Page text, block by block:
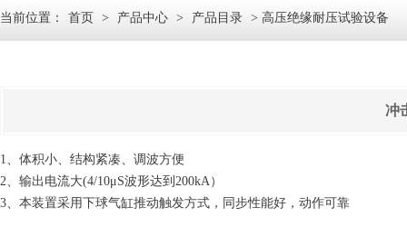
当前位置： 首页 > 产品中心 > 产品目录 > 高压绝缘耐压试验设备
冲
1、体积小、结构紧凑、调波方便
2、输出电流大(4/10μS波形达到200kA）
3、本装置采用下球气缸推动触发方式，同步性能好，动作可靠